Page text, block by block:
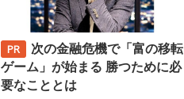
次の金融危機で「富の移転
ゲーム」が始まる 勝つために必
要なこととは